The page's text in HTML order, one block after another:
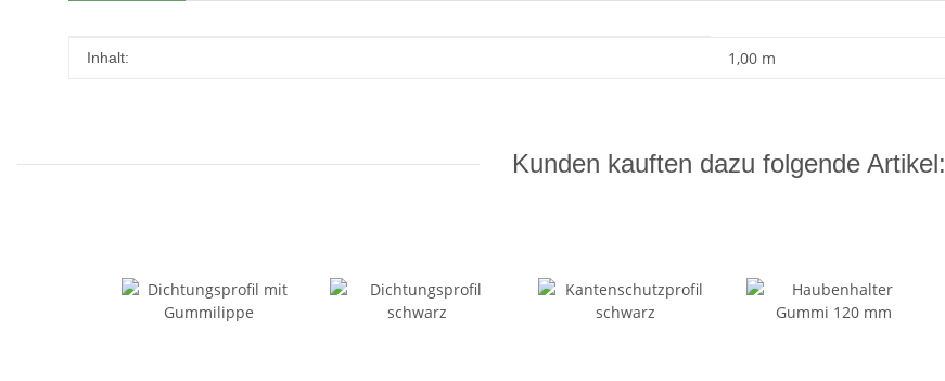
Produkteigenschaft
Wert
Inhalt: 1,00 m
Kunden kauften dazu folgende Artikel: